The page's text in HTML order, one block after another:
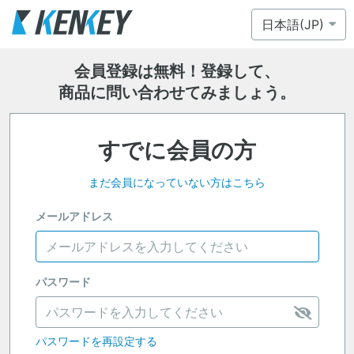
会員登録は無料！登録して、
商品に問い合わせてみましょう。
すでに会員の方
まだ会員になっていない方はこちら
メールアドレス
パスワード
パスワードを再設定する